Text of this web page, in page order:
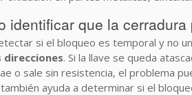
identificar que la
si el bloqueo es temporal y no
direcciones. Si la llave se queda
o sale sin resistencia, el problema
ayuda a determinar si el